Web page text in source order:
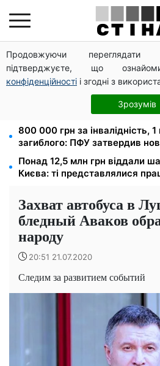
Продовжуючи переглядати
підтверджуєте, що
конфіденційності і згодні з
Зрозумів
Прикував кайданками до
Закарпатті судитимуть
катування
Зарплата 30 000 грн —
пояснив, як розрахувати
800 000 грн за інвалідність,
загиблого: ПФУ затвердив
Понад 12,5 млн грн віддали
Києва: ті представлялися
Захват автобуса в
бледный Аваков
народу
20:51 21.07.2020
Следим за развитием событий